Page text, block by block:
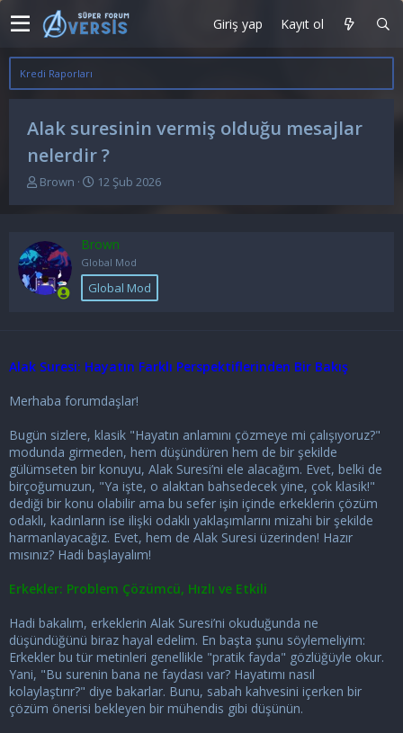
Giriş yap Kayıt ol
Kredi Raporları
Alak suresinin vermiş olduğu mesajlar
nelerdir ?
K
y
u
b
a
a
Brown
B
a
n
g
ı
i
i
12 Şub 2026
Brown
Global Mod
Global Mod
Alak Suresi: Hayatın Farklı Perspektiflerinden Bir Bakış
Merhaba forumdaşlar!
Bugün sizlere, klasik "Hayatın anlamını çözmeye mi çalışıyoruz?"
modunda girmeden, hem düşündüren hem de bir şekilde
gülümseten bir konuyu, Alak Suresi’ni ele alacağım. Evet, belki de
birçoğumuzun, "Ya işte, o alaktan bahsedecek yine, çok klasik!"
dediği bir konu olabilir ama bu sefer işin içinde erkeklerin çözüm
odaklı, kadınların ise ilişki odaklı yaklaşımlarını mizahi bir şekilde
harmanlayacağız. Evet, hem de Alak Suresi üzerinden! Hazır
mısınız? Hadi başlayalım!
Erkekler: Problem Çözümcü, Hızlı ve Etkili
Hadi bakalım, erkeklerin Alak Suresi’ni okuduğunda ne
düşündüğünü biraz hayal edelim. En başta şunu söylemeliyim:
Erkekler bu tür metinleri genellikle "pratik fayda" gözlüğüyle okur.
Yani, "Bu surenin bana ne faydası var? Hayatımı nasıl
kolaylaştırır?" diye bakarlar. Bunu, sabah kahvesini içerken bir
çözüm önerisi bekleyen bir mühendis gibi düşünün.